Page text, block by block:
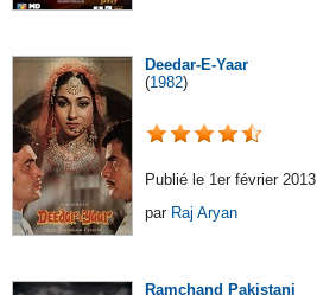
Deedar-E-Yaar
(1982)
Publié le 1er février 2013
par Raj Aryan
Ramchand Pakistani